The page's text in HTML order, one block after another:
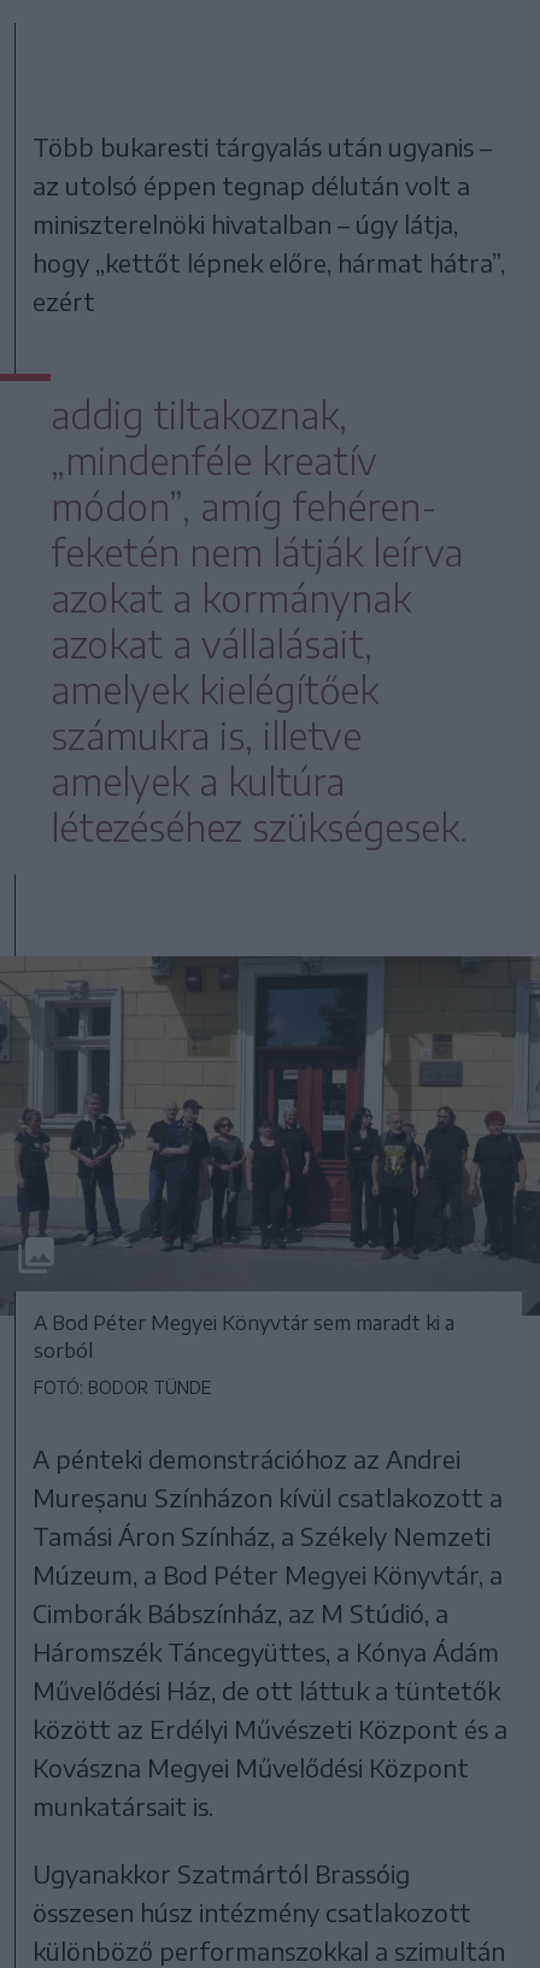
Több bukaresti tárgyalás után ugyanis –
az utolsó éppen tegnap délután volt a
miniszterelnöki hivatalban – úgy látja,
hogy „kettőt lépnek előre, hármat hátra”,
ezért
addig tiltakoznak,
„mindenféle kreatív
módon”, amíg fehéren-
feketén nem látják leírva
azokat a kormánynak
azokat a vállalásait,
amelyek kielégítőek
számukra is, illetve
amelyek a kultúra
létezéséhez szükségesek.
A Bod Péter Megyei Könyvtár sem maradt ki a
sorból
FOTÓ: BODOR TÜNDE
A pénteki demonstrációhoz az Andrei
Mureșanu Színházon kívül csatlakozott a
Tamási Áron Színház, a Székely Nemzeti
Múzeum, a Bod Péter Megyei Könyvtár, a
Cimborák Bábszínház, az M Stúdió, a
Háromszék Táncegyüttes, a Kónya Ádám
Művelődési Ház, de ott láttuk a tüntetők
között az Erdélyi Művészeti Központ és a
Kovászna Megyei Művelődési Központ
munkatársait is.
Ugyanakkor Szatmártól Brassóig
összesen húsz intézmény csatlakozott
különböző performanszokkal a szimultán